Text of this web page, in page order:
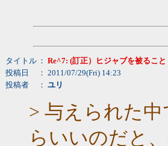
タイトル ： Re^7: (訂正）ヒジャブを被ること
投稿日
： 2011/07/29(Fri) 14:23
投稿者
： ユリ
> 与えられた
らいいのだと